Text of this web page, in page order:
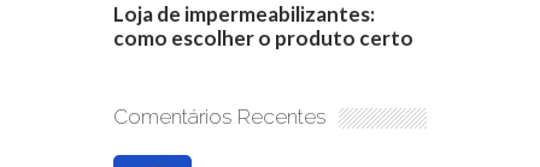
Loja de impermeabilizantes:
como escolher o produto certo
Comentários Recentes